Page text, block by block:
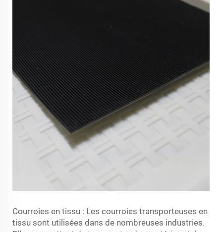
Courroies en tissu : Les courroies transporteuses en
tissu sont utilisées dans de nombreuses industries.